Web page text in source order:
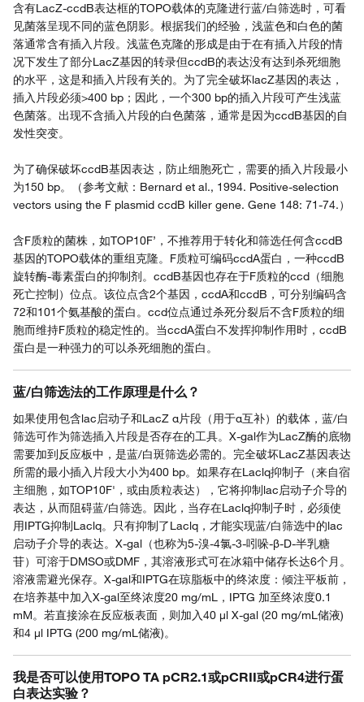
含有LacZ-ccdB表达框的TOPO载体的克隆进行蓝/白筛选时，可看
见菌落呈现不同的蓝色阴影。根据我们的经验，浅蓝色和白色的菌
落通常含有插入片段。浅蓝色克隆的形成是由于在有插入片段的情
况下发生了部分LacZ基因的转录但ccdB的表达没有达到杀死细胞
的水平，这是和插入片段有关的。为了完全破坏lacZ基因的表达，
插入片段必须>400 bp；因此，一个300 bp的插入片段可产生浅蓝
色菌落。出现不含插入片段的白色菌落，通常是因为ccdB基因的自
发性突变。
为了确保破坏ccdB基因表达，防止细胞死亡，需要的插入片段最小
为150 bp。（参考文献：Bernard et al., 1994. Positive-selection
vectors using the F plasmid ccdB killer gene. Gene 148: 71-74.）
含F质粒的菌株，如TOP10F’，不推荐用于转化和筛选任何含ccdB
基因的TOPO载体的重组克隆。F质粒可编码ccdA蛋白，一种ccdB
旋转酶-毒素蛋白的抑制剂。ccdB基因也存在于F质粒的ccd（细胞
死亡控制）位点。该位点含2个基因，ccdA和ccdB，可分别编码含
72和101个氨基酸的蛋白。ccd位点通过杀死分裂后不含F质粒的细
胞而维持F质粒的稳定性的。当ccdA蛋白不发挥抑制作用时，ccdB
蛋白是一种强力的可以杀死细胞的蛋白。
蓝/白筛选法的工作原理是什么？
如果使用包含lac启动子和LacZ α片段（用于α互补）的载体，蓝/白
筛选可作为筛选插入片段是否存在的工具。X-gal作为LacZ酶的底物
需要加到反应板中，是蓝/白斑筛选必需的。完全破坏LacZ基因表达
所需的最小插入片段大小为400 bp。如果存在Laclq抑制子（来自宿
主细胞，如TOP10F'，或由质粒表达），它将抑制lac启动子介导的
表达，从而阻碍蓝/白筛选。因此，当存在Laclq抑制子时，必须使
用IPTG抑制Laclq。只有抑制了Laclq，才能实现蓝/白筛选中的lac
启动子介导的表达。X-gal（也称为5-溴-4氯-3-吲哚-β-D-半乳糖
苷）可溶于DMSO或DMF，其溶液形式可在冰箱中储存长达6个月。
溶液需避光保存。X-gal和IPTG在琼脂板中的终浓度：倾注平板前，
在培养基中加入X-gal至终浓度20 mg/mL，IPTG 加至终浓度0.1
mM。若直接涂在反应板表面，则加入40 µl X-gal (20 mg/mL储液)
和4 µl IPTG (200 mg/mL储液)。
我是否可以使用TOPO TA pCR2.1或pCRII或pCR4进行蛋
白表达实验？